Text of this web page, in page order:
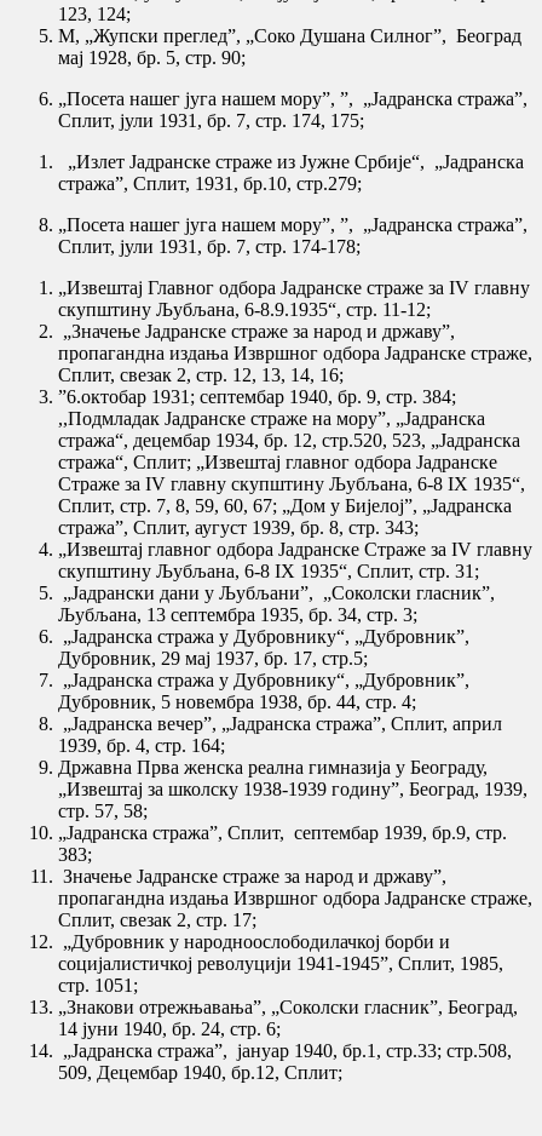
123, 124;
М, „Жупски преглед”, „Соко Душана Силног”, Београд
мај 1928, бр. 5, стр. 90;
„Посета нашег југа нашем мору”, ”, „Јадранска стража”,
Сплит, јули 1931, бр. 7, стр. 174, 175;
„Излет Јадранске страже из Јужне Србије“, „Јадранска
стража”, Сплит, 1931, бр.10, стр.279;
„Посета нашег југа нашем мору”, ”, „Јадранска стража”,
Сплит, јули 1931, бр. 7, стр. 174-178;
„Извештај Главног одбора Јадранске страже за IV главну
скупштину Љубљана, 6-8.9.1935“, стр. 11-12;
„Значење Јадранске страже за народ и државу”,
пропагандна издања Извршног одбора Јадранске страже,
Сплит, свезак 2, стр. 12, 13, 14, 16;
”6.октобар 1931; септембар 1940, бр. 9, стр. 384;
,,Подмладак Јадранске страже на мору”, „Јадранска
стража“, децембар 1934, бр. 12, стр.520, 523, „Јадранска
стража“, Сплит; „Извештај главног одбора Јадранске
Страже за IV главну скупштину Љубљана, 6-8 IX 1935“,
Сплит, стр. 7, 8, 59, 60, 67; „Дом у Бијелој”, „Јадранска
стража”, Сплит, аугуст 1939, бр. 8, стр. 343;
„Извештај главног одбора Јадранске Страже за IV главну
скупштину Љубљана, 6-8 IX 1935“, Сплит, стр. 31;
„Јадрански дани у Љубљани”, „Соколски гласник”,
Љубљана, 13 септембра 1935, бр. 34, стр. 3;
„Јадранска стража у Дубровнику“, „Дубровник”,
Дубровник, 29 мај 1937, бр. 17, стр.5;
„Јадранска стража у Дубровнику“, „Дубровник”,
Дубровник, 5 новембра 1938, бр. 44, стр. 4;
„Јадранска вечер”, „Јадранска стража”, Сплит, април
1939, бр. 4, стр. 164;
Државна Прва женска реална гимназија у Београду,
„Извештај за школску 1938-1939 годину”, Београд, 1939,
стр. 57, 58;
„Јадранска стража”, Сплит, септембар 1939, бр.9, стр.
383;
Значење Јадранске страже за народ и државу”,
пропагандна издања Извршног одбора Јадранске страже,
Сплит, свезак 2, стр. 17;
„Дубровник у народноослободилачкој борби и
социјалистичкој револуцији 1941-1945”, Сплит, 1985,
стр. 1051;
„Знакови отрежњавања”, „Соколски гласник”, Београд,
14 јуни 1940, бр. 24, стр. 6;
„Јадранска стража”, јануар 1940, бр.1, стр.33; стр.508,
509, Децембар 1940, бр.12, Сплит;